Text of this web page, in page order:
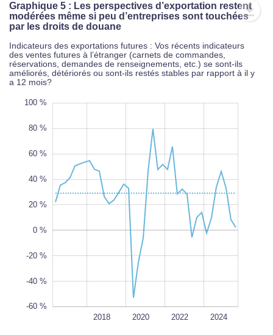
Graphique 5 : Les perspectives d’exportation restent
modérées même si peu d’entreprises sont touchées
par les droits de douane
Indicateurs des exportations futures : Vos récents indicateurs
des ventes futures à l’étranger (carnets de commandes,
réservations, demandes de renseignements, etc.) se sont-ils
améliorés, détériorés ou sont-ils restés stables par rapport à il y
a 12 mois?
100 %
100 %
80 %
60 %
40 %
20 %
0 %
-20 %
-40 %
-60 %
2018 2020 2022 2024
100%